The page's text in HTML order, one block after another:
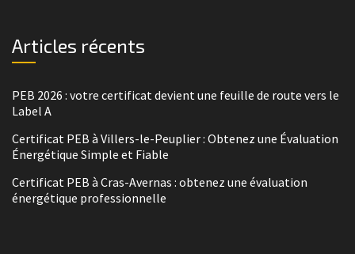
Articles récents
PEB 2026 : votre certificat devient une feuille de route vers le
Label A
Certificat PEB à Villers-le-Peuplier : Obtenez une Évaluation
Énergétique Simple et Fiable
Certificat PEB à Cras-Avernas : obtenez une évaluation
énergétique professionnelle